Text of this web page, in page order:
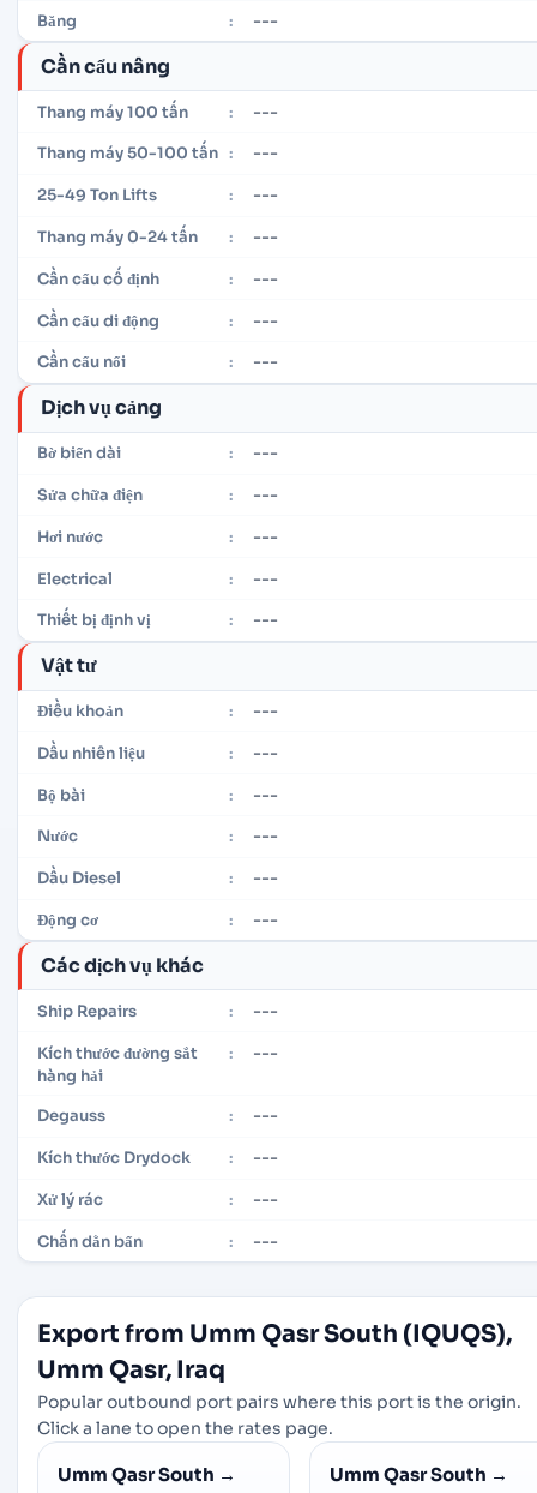
Băng : ---
Cần cẩu nâng
Thang máy 100 tấn : ---
Thang máy 50-100 tấn : ---
25-49 Ton Lifts : ---
Thang máy 0-24 tấn : ---
Cần cẩu cố định : ---
Cần cẩu di động : ---
Cần cẩu nổi : ---
Dịch vụ cảng
Bờ biển dài : ---
Sửa chữa điện : ---
Hơi nước : ---
Electrical : ---
Thiết bị định vị : ---
Vật tư
Điều khoản : ---
Dầu nhiên liệu : ---
Bộ bài : ---
Nước : ---
Dầu Diesel : ---
Động cơ : ---
Các dịch vụ khác
Ship Repairs : ---
Kích thước đường sắt
hàng hải
: ---
Degauss : ---
Kích thước Drydock : ---
Xử lý rác : ---
Chấn dằn bẩn : ---
Export from Umm Qasr South (IQUQS),
Umm Qasr, Iraq
Popular outbound port pairs where this port is the origin.
Click a lane to open the rates page.
Umm Qasr South →
Umm Qasr South →